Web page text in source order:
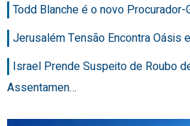
Todd Blanche é o novo Procurador-
Jerusalém Tensão Encontra Oásis
Israel Prende Suspeito de Roubo
Assentamen…